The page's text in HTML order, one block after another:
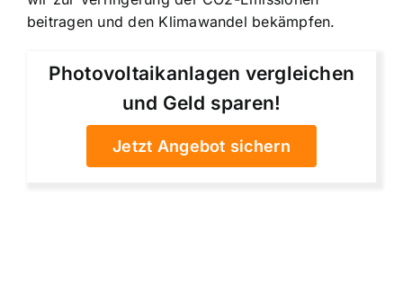
beitragen und den Klimawandel bekämpfen.
Photovoltaikanlagen vergleichen
und Geld sparen!
Jetzt Angebot sichern